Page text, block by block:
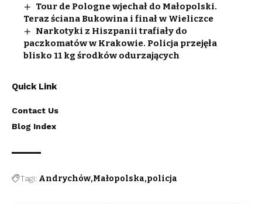
Tour de Pologne wjechał do Małopolski.
Teraz ściana Bukowina i finał w Wieliczce
Narkotyki z Hiszpanii trafiały do
paczkomatów w Krakowie. Policja przejęła
blisko 11 kg środków odurzających
Quick Link
Contact Us
Blog Index
Tagi: Andrychów Małopolska policja